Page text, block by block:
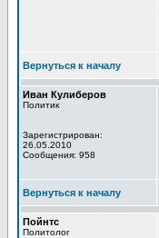
Вернуться к началу
Иван Кулиберов
Политик
Зарегистрирован:
26.05.2010
Сообщения: 958
Вернуться к началу
Пойнтс
Политолог